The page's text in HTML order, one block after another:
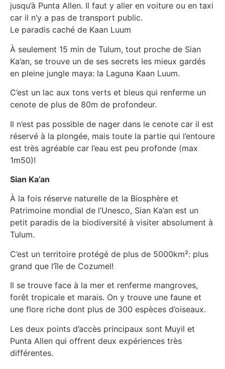
jusqu’à Punta Allen. Il faut y aller en voiture ou en taxi
car il n’y a pas de transport public.
Le paradis caché de Kaan Luum
À seulement 15 min de Tulum, tout proche de Sian
Ka’an, se trouve un de ses secrets les mieux gardés
en pleine jungle maya: la Laguna Kaan Luum.
C’est un lac aux tons verts et bleus qui renferme un
cenote de plus de 80m de profondeur.
Il n’est pas possible de nager dans le cenote car il est
réservé à la plongée, mais toute la partie qui l’entoure
est très agréable car l’eau est peu profonde (max
1m50)!
Sian Ka’an
À la fois réserve naturelle de la Biosphère et
Patrimoine mondial de l’Unesco, Sian Ka’an est un
petit paradis de la biodiversité à visiter absolument à
Tulum.
C’est un territoire protégé de plus de 5000km²: plus
grand que l’île de Cozumel!
Il se trouve face à la mer et renferme mangroves,
forêt tropicale et marais. On y trouve une faune et
une flore riche dont plus de 300 espèces d’oiseaux.
Les deux points d’accès principaux sont Muyil et
Punta Allen qui offrent deux expériences très
différentes.